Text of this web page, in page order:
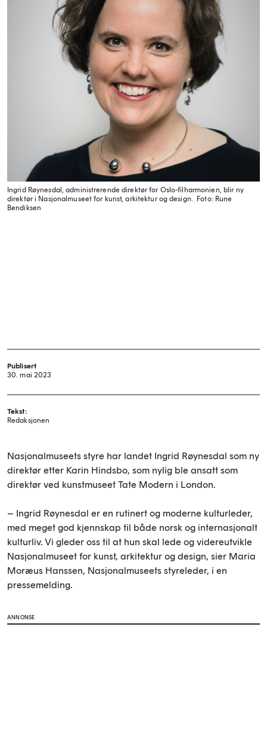
Ingrid Røynesdal, administrerende direktør for Oslo-filharmonien, blir ny
direktør i Nasjonalmuseet for kunst, arkitektur og design.
Foto: Rune
Bendiksen
Publisert
30. mai 2023
Tekst:
Redaksjonen
Nasjonalmuseets styre har landet Ingrid Røynesdal som ny
direktør etter Karin Hindsbo, som nylig ble ansatt som
direktør ved kunstmuseet Tate Modern i London.
– Ingrid Røynesdal er en rutinert og moderne kulturleder,
med meget god kjennskap til både norsk og internasjonalt
kulturliv. Vi gleder oss til at hun skal lede og videreutvikle
Nasjonalmuseet for kunst, arkitektur og design, sier Maria
Moræus Hanssen, Nasjonalmuseets styreleder, i en
pressemelding.
ANNONSE